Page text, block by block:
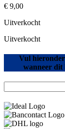
€ 9,00
Uitverkocht
Uitverkocht
Vul
wanneer dit